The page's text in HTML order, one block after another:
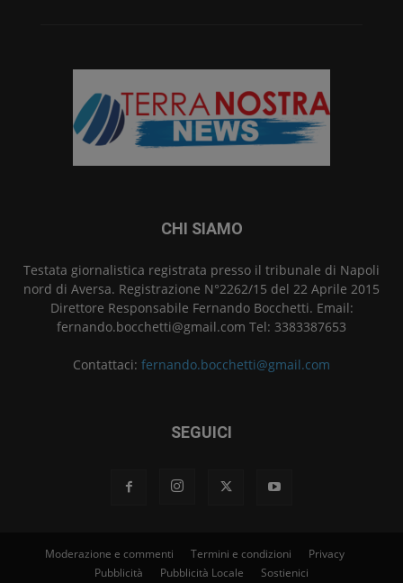
CHI SIAMO
Testata giornalistica registrata presso il tribunale di Napoli
nord di Aversa. Registrazione N°2262/15 del 22 Aprile 2015
Direttore Responsabile Fernando Bocchetti. Email:
fernando.bocchetti@gmail.com Tel: 3383387653
Contattaci: fernando.bocchetti@gmail.com
SEGUICI
Moderazione e commenti Termini e condizioni
Privacy
Pubblicità
Pubblicità Locale Sostienici